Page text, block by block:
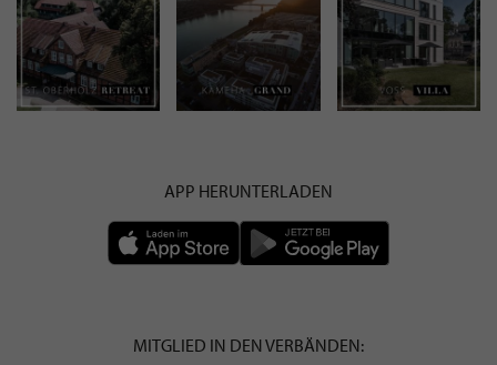
APP HERUNTERLADEN
MITGLIED IN DEN VERBÄNDEN: